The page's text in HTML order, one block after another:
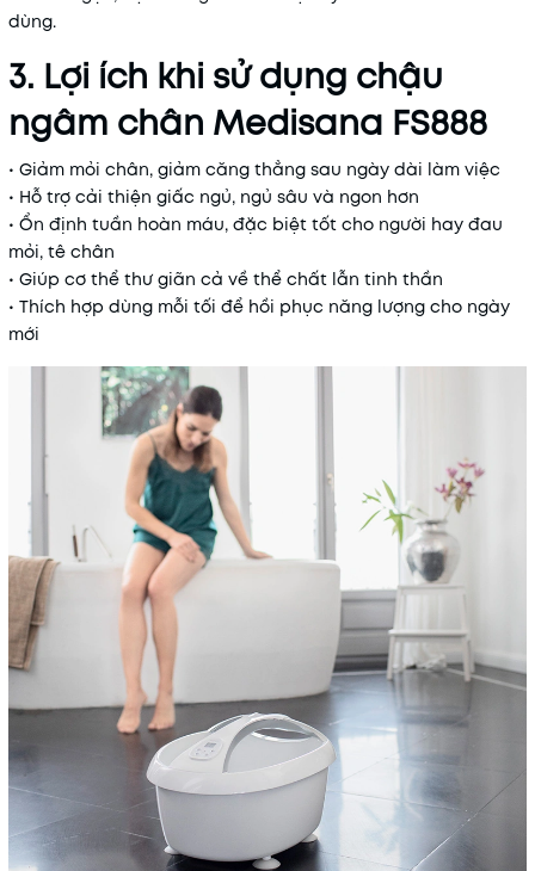
dùng.
3. Lợi ích khi sử dụng chậu
ngâm chân Medisana FS888
• Giảm mỏi chân, giảm căng thẳng sau ngày dài làm việc
• Hỗ trợ cải thiện giấc ngủ, ngủ sâu và ngon hơn
• Ổn định tuần hoàn máu, đặc biệt tốt cho người hay đau
mỏi, tê chân
• Giúp cơ thể thư giãn cả về thể chất lẫn tinh thần
• Thích hợp dùng mỗi tối để hồi phục năng lượng cho ngày
mới